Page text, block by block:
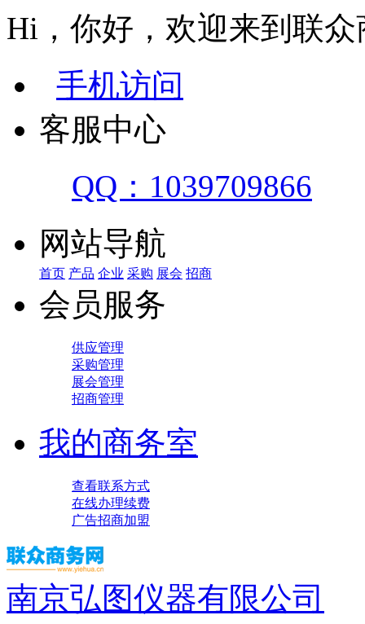
Hi，你好，欢迎来到联众
手机访问
客服中心
QQ：1039709866
网站导航
首页 产品 企业 采购 展会 招商
会员服务
供应管理
采购管理
展会管理
招商管理
我的商务室
查看联系方式
在线办理续费
广告招商加盟
南京弘图仪器有限公司